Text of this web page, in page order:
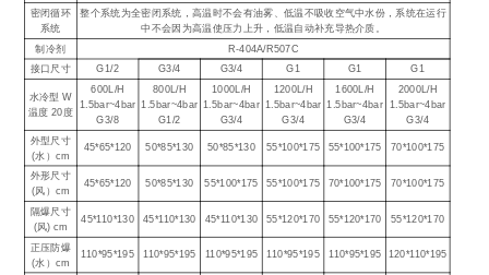
密闭循环
系统
整个系统为全密闭系统，高温时不会有油雾、低温不吸收空气中水份，系统在运行
中不会因为高温使压力上升，低温自动补充导热介质。
制冷剂 R-404A/R507C
接口尺寸 G1/2 G3/4 G3/4 G1 G1 G1
水冷型 W
温度 20度
600L/H
1.5bar~4bar
G3/8
800L/H
1.5bar~4bar
G1/2
1000L/H
1.5bar~4bar
G3/4
1200L/H
1.5bar~4bar
G3/4
1600L/H
1.5bar~4bar
G3/4
2000L/H
1.5bar~4bar
G3/4
外型尺寸
(水）cm
45*65*120 50*85*130 50*85*130 55*100*175 55*100*175 70*100*175
外形尺寸
(风）cm
45*65*120 50*85*130 55*100*175 55*100*175 70*100*175 70*100*175
隔爆尺寸
(风) cm
45*110*130 45*110*130 45*110*130 55*120*170 55*120*170 55*120*170
正压防爆
(水）cm
110*95*195 110*95*195 110*95*195 110*95*195 110*95*195 120*110*195